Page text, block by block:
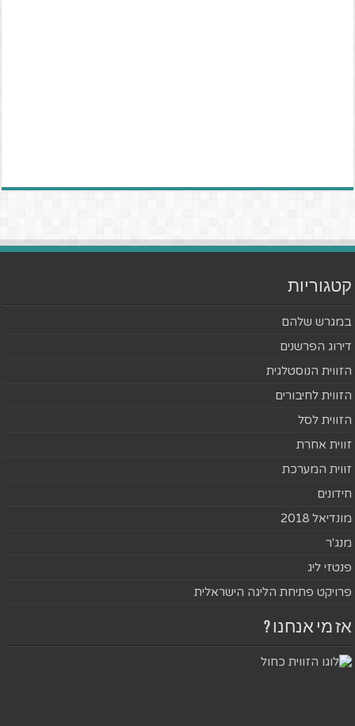
קטגוריות
במגרש שלהם
דירוג הפרשנים
הזווית הנוסטלגית
הזווית לחיבורים
הזווית לסל
זווית אחרת
זווית המערכת
חידונים
מונדיאל 2018
מנג'ר
פנטזי ליג
פרויקט פתיחת הליגה הישראלית
אז מי אנחנו ?